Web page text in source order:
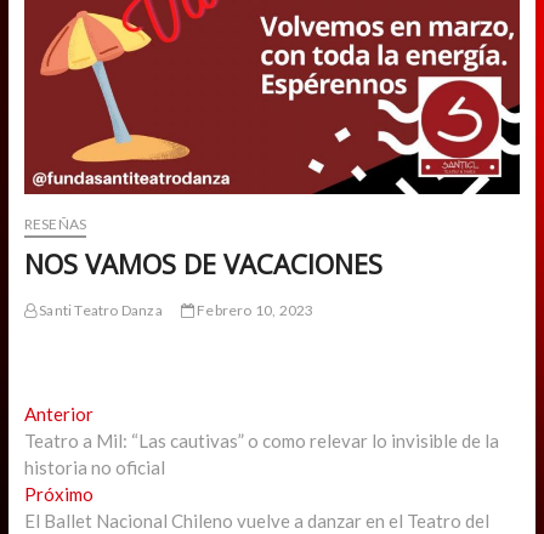
RESEÑAS
NOS VAMOS DE VACACIONES
Santi Teatro Danza Febrero 10, 2023
Navegación
de
entradas
AnteriorPrevious
post:
Teatro a Mil: “Las cautivas” o como relevar lo invisible de la
historia no oficial
PróximoNext
post:
El Ballet Nacional Chileno vuelve a danzar en el Teatro del